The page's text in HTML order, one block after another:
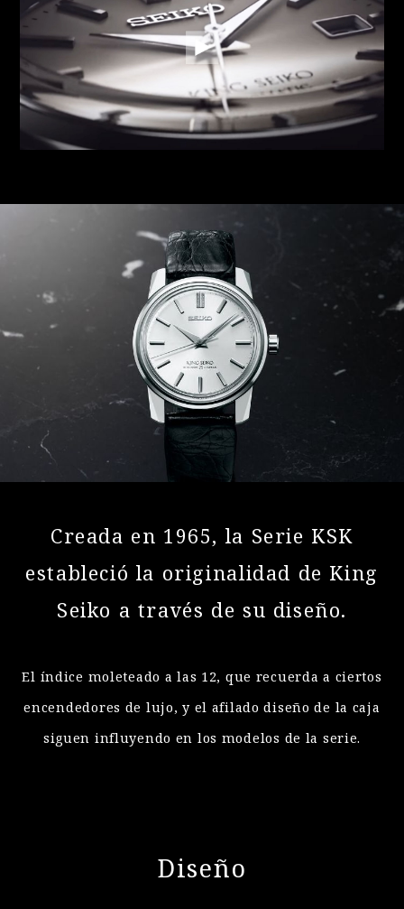
Creada en 1965, la Serie KSK
estableció la originalidad de King
Seiko a través de su diseño.
El índice moleteado a las 12, que recuerda a ciertos
encendedores de lujo, y el afilado diseño de la caja
siguen influyendo en los modelos de la serie.
Diseño